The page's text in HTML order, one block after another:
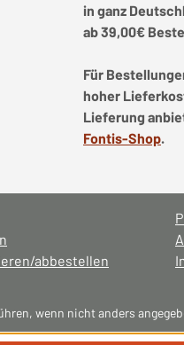
in ganz
ab 39,00€
Für
hoher
Lieferung
Fontis-Shop.
abbestellen
wenn nicht anders